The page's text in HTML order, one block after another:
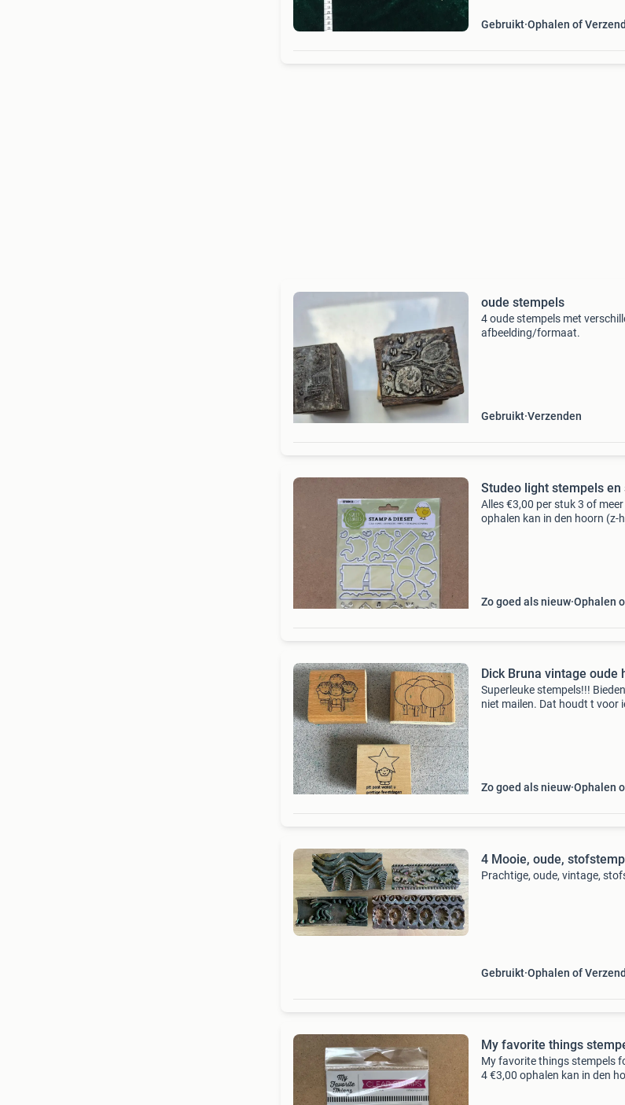
Gebruikt Ophalen of
oude stempels
4 oude stempels met
afbeelding/formaat.
Gebruikt Verzenden
Studeo light stempels en
Alles €3,00 per stuk 3 of
ophalen kan in den hoorn (z-
Zo goed als nieuw Ophalen
Dick Bruna vintage oude
Superleuke stempels!!!
niet mailen. Dat houdt t voor
Zo goed als nieuw Ophalen
4 Mooie, oude,
Prachtige, oude, vintage,
Gebruikt Ophalen of
My favorite things
My favorite things stempels
4 €3,00 ophalen kan in den